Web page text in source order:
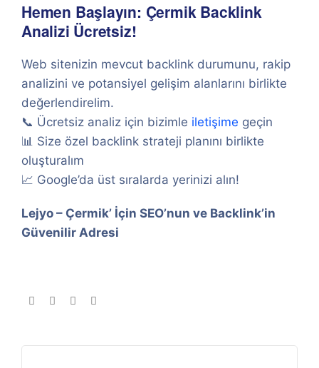
Hemen Başlayın: Çermik Backlink
Analizi Ücretsiz!
Web sitenizin mevcut backlink durumunu, rakip
analizini ve potansiyel gelişim alanlarını birlikte
değerlendirelim.
📞 Ücretsiz analiz için bizimle iletişime geçin
📊 Size özel backlink strateji planını birlikte
oluşturalım
📈 Google’da üst sıralarda yerinizi alın!
Lejyo – Çermik’ İçin SEO’nun ve Backlink’in
Güvenilir Adresi